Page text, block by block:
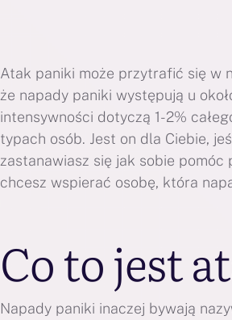
Atak paniki może przytrafić się w
że napady paniki występują u
intensywności dotyczą 1-2%
typach osób. Jest on dla Ciebie,
zastanawiasz się jak sobie pomóc
chcesz wspierać osobę, która
Co to jest
Napady paniki inaczej bywają